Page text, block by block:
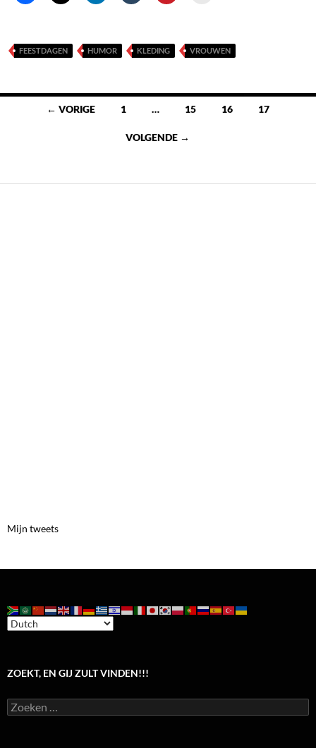
FEESTDAGEN HUMOR KLEDING VROUWEN
Berichten
← VORIGE 1 … 15 16 17
VOLGENDE →
Mijn tweets
ZOEKT, EN GIJ ZULT VINDEN!!!
Zoeken
naar: